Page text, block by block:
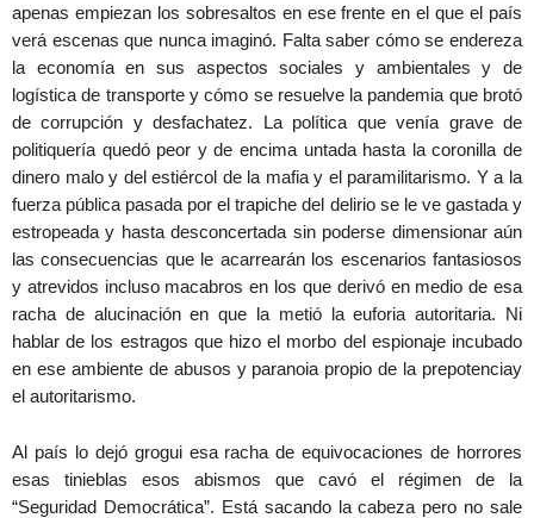
apenas empiezan los sobresaltos en ese frente en el que el país
verá escenas que nunca imaginó. Falta saber cómo se endereza
la economía en sus aspectos sociales y ambientales y de
logística de transporte y cómo se resuelve la pandemia que brotó
de corrupción y desfachatez. La política que venía grave de
politiquería quedó peor y de encima untada hasta la coronilla de
dinero malo y del estiércol de la mafia y el paramilitarismo. Y a la
fuerza pública pasada por el trapiche del delirio se le ve gastada y
estropeada y hasta desconcertada sin poderse dimensionar aún
las consecuencias que le acarrearán los escenarios fantasiosos
y atrevidos incluso macabros en los que derivó en medio de esa
racha de alucinación en que la metió la euforia autoritaria. Ni
hablar de los estragos que hizo el morbo del espionaje incubado
en ese ambiente de abusos y paranoia propio de la prepotenciay
el autoritarismo.
Al país lo dejó grogui esa racha de equivocaciones de horrores
esas tinieblas esos abismos que cavó el régimen de la
“Seguridad Democrática”. Está sacando la cabeza pero no sale